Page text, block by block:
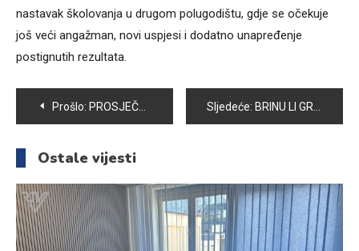
nastavak školovanja u drugom polugodištu, gdje se očekuje
još veći angažman, novi uspjesi i dodatno unapređenje
postignutih rezultata.
Navigacija
članaka
Prošlo: PROSJEČNA OCJENA UČENIKA SŠC VOGOŠĆA NA KRAJU PRVOG POLUGODIŠTA 3,71 Sljedeće: BRINU LI GRAĐANE VOGOŠĆE NOVA POSKUPLJENJA?
Ostale vijesti